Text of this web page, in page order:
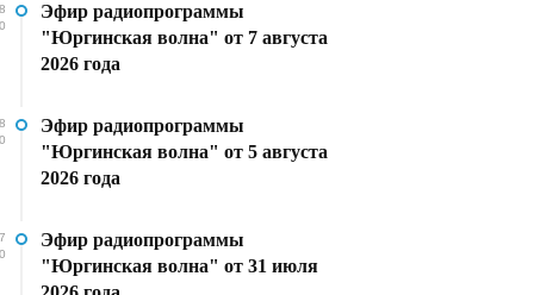
Эфир радиопрограммы
"Юргинская волна" от 7 августа
2026 года
Эфир радиопрограммы
"Юргинская волна" от 5 августа
2026 года
Эфир радиопрограммы
"Юргинская волна" от 31 июля